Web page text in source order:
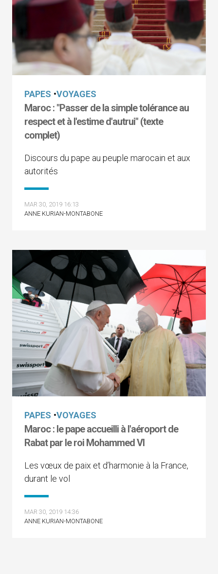
PAPES •VOYAGES
Maroc : "Passer de la simple tolérance au
respect et à l'estime d'autrui" (texte
complet)
Discours du pape au peuple marocain et aux
autorités
MAR 30, 2019 16:13
ANNE KURIAN-MONTABONE
PAPES •VOYAGES
Maroc : le pape accueilli à l'aéroport de
Rabat par le roi Mohammed VI
Les vœux de paix et d’harmonie à la France,
durant le vol
MAR 30, 2019 14:36
ANNE KURIAN-MONTABONE